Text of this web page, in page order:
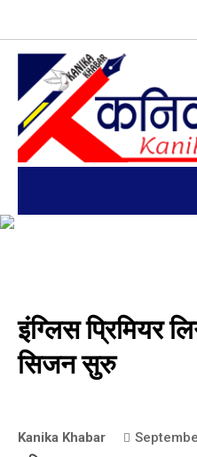
इंग्लिस प्रिमियर
सिजन सुरु
Kanika Khabar